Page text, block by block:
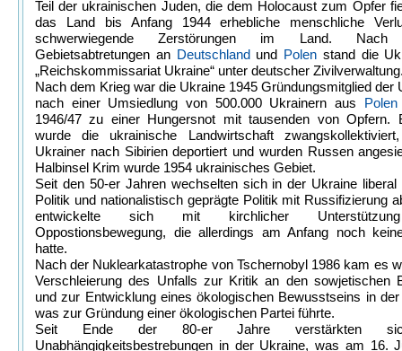
Teil der ukrainischen Juden, die dem Holocaust zum Opfer
das Land bis Anfang 1944 erhebliche menschliche
schwerwiegende Zerstörungen im Land. Nach
Gebietsabtretungen an Deutschlandund Polen stand die
„Reichskommissariat Ukraine“ unter deutscher
Nach dem Krieg war die Ukraine 1945 Gründungsmitglied der
nach einer Umsiedlung von 500.000 Ukrainern aus Polen
1946/47 zu einer Hungersnot mit tausenden von Opfern.
wurde die ukrainische Landwirtschaft
Ukrainer nach Sibirien deportiert und wurden Russen
Halbinsel Krim wurde 1954 ukrainisches Gebiet.
Seit den 50-er Jahren wechselten sich in der Ukraine liberal
Politik und nationalistisch geprägte Politik mit Russifizierung
entwickelte sich mit kirchlicher
Oppostionsbewegung, die allerdings am Anfang noch
hatte.
Nach der Nuklearkatastrophe von Tschernobyl 1986 kam es
Verschleierung des Unfalls zur Kritik an den sowjetischen
und zur Entwicklung eines ökologischen Bewusstseins in
was zur Gründung einer ökologischen Partei führte.
Seit Ende der 80-er Jahre verstärkten
Unabhängigkeitsbestrebungen in der Ukraine, was am 16.